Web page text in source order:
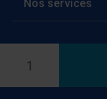
Nos services